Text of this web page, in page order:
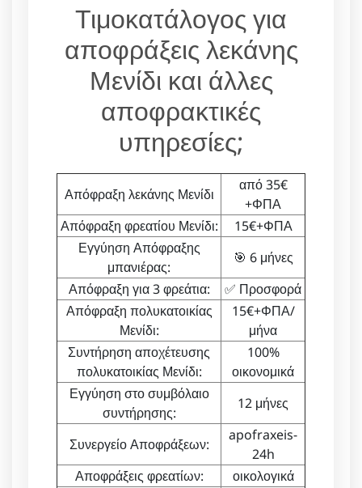
Τιμοκατάλογος για
αποφράξεις λεκάνης
Μενίδι και άλλες
αποφρακτικές
υπηρεσίες;
Απόφραξη λεκάνης Μενίδι
από 35€
+ΦΠΑ
Απόφραξη φρεατίου Μενίδι:
15€+ΦΠΑ
Εγγύηση Απόφραξης
μπανιέρας:
🎯 6 μήνες
Απόφραξη για 3 φρεάτια:
✅ Προσφορά
Απόφραξη πολυκατοικίας
Μενίδι:
15€+ΦΠΑ/
μήνα
Συντήρηση αποχέτευσης
πολυκατοικίας Μενίδι:
100%
οικονομικά
Εγγύηση στο συμβόλαιο
συντήρησης:
12 μήνες
Συνεργείο Αποφράξεων:
apofraxeis-
24h
Αποφράξεις φρεατίων:
οικολογικά